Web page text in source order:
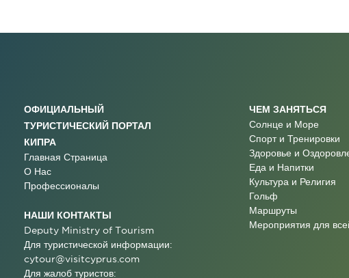
ОФИЦИАЛЬНЫЙ
ТУРИСТИЧЕСКИЙ ПОРТАЛ
КИПРА
Главная Страница
О Нас
Профессионалы
НАШИ КОНТАКТЫ
Deputy Ministry of Tourism
Для туристической информации:
cytour@visitcyprus.com
Для жалоб туристов:
ЧЕМ ЗАНЯТЬСЯ
Солнце и Море
Спорт и Тренировки
Здоровье и
Еда и Напитки
Культура и Религия
Гольф
Маршруты
Мероприятия для